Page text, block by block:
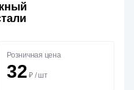
Розничная цена
32 ₽ / шт